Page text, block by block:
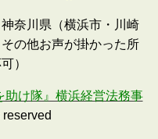
奈川県（横浜市・川崎
の他お声が掛かった所
）
助け隊』横浜経営法務事